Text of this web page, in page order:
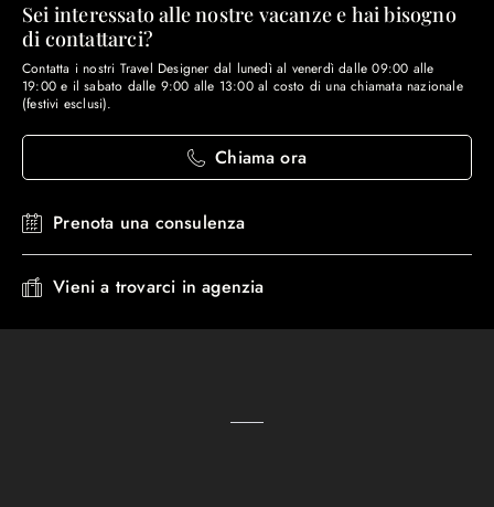
Sei interessato alle nostre vacanze e hai bisogno
di contattarci?
Contatta i nostri Travel Designer dal lunedì al venerdì dalle 09:00 alle
19:00 e il sabato dalle 9:00 alle 13:00 al costo di una chiamata nazionale
(festivi esclusi).
Chiama ora
Prenota una consulenza
Vieni a trovarci in agenzia